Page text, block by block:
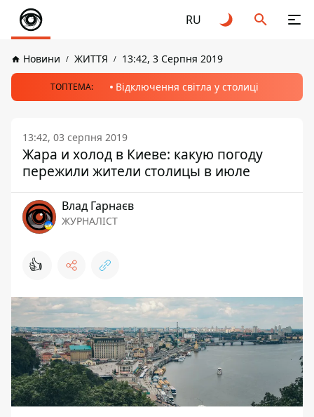
RU
Новини ЖИТТЯ 13:42, 3 Серпня 2019
ТОПТЕМА: Відключення світла у столиці
13:42, 03 серпня 2019
Жара и холод в Киеве: какую погоду
пережили жители столицы в июле
Влад Гарнаєв
ЖУРНАЛІСТ
👍